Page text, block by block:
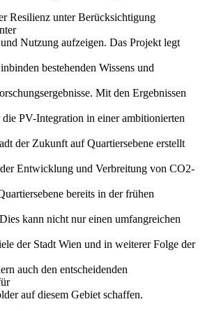
Resilienz unter Berücksichtigung
Nutzung aufzeigen. Das Projekt legt
bestehenden Wissens und
Mit den Ergebnissen
PV-Integration in einer ambitionierten
der Zukunft auf Quartiersebene erstellt
Entwicklung und Verbreitung von CO2-
bereits in der frühen
kann nicht nur einen umfangreichen
der Stadt Wien und in weiterer Folge der
auch den entscheidenden
auf diesem Gebiet schaffen.